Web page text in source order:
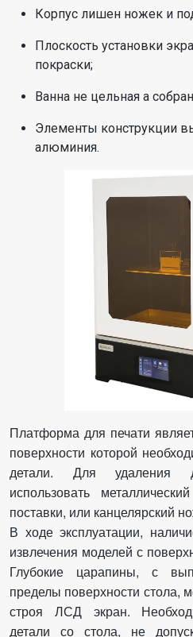
Корпус лишен ножек и
Плоскость установки
покраски;
Ванна не цельная а
Элементы конструкции
алюминия.
Платформа для печати
поверхности которой
детали. Для удаления
использовать
поставки, или канцелярский
В ходе эксплуатации,
извлечения моделей с
Глубокие царапины, с
пределы поверхности стола,
строя ЛСД экран.
детали со стола, не